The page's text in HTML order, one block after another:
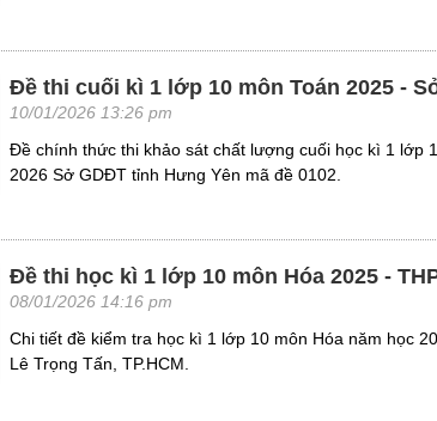
Đề thi cuối kì 1 lớp 10 môn Toán 2025 -
10/01/2026 13:26 pm
Đề chính thức thi khảo sát chất lượng cuối học kì 1 lớp
2026 Sở GDĐT tỉnh Hưng Yên mã đề 0102.
Đề thi học kì 1 lớp 10 môn Hóa 2025 -
08/01/2026 14:16 pm
Chi tiết đề kiểm tra học kì 1 lớp 10 môn Hóa năm học
Lê Trọng Tấn, TP.HCM.